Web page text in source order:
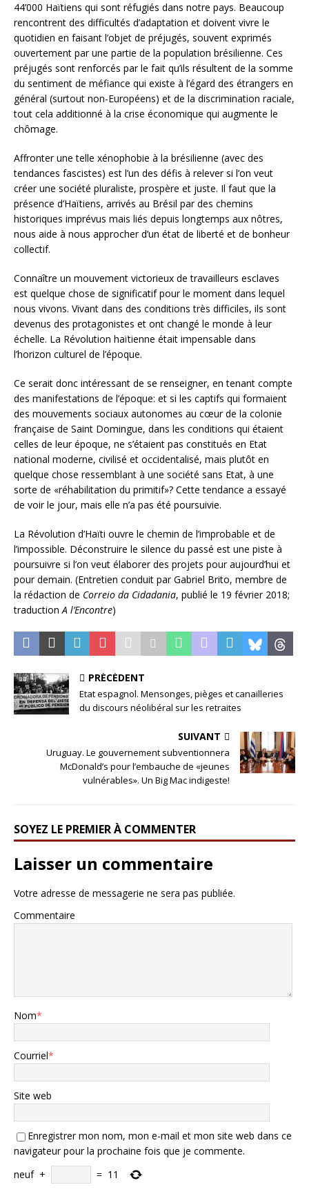
44’000 Haïtiens qui sont réfugiés dans notre pays. Beaucoup
rencontrent des difficultés d’adaptation et doivent vivre le
quotidien en faisant l’objet de préjugés, souvent exprimés
ouvertement par une partie de la population brésilienne. Ces
préjugés sont renforcés par le fait qu’ils résultent de la somme
du sentiment de méfiance qui existe à l’égard des étrangers en
général (surtout non-Européens) et de la discrimination raciale,
tout cela additionné à la crise économique qui augmente le
chômage.
Affronter une telle xénophobie à la brésilienne (avec des
tendances fascistes) est l’un des défis à relever si l’on veut
créer une société pluraliste, prospère et juste. Il faut que la
présence d’Haïtiens, arrivés au Brésil par des chemins
historiques imprévus mais liés depuis longtemps aux nôtres,
nous aide à nous approcher d’un état de liberté et de bonheur
collectif.
Connaître un mouvement victorieux de travailleurs esclaves
est quelque chose de significatif pour le moment dans lequel
nous vivons. Vivant dans des conditions très difficiles, ils sont
devenus des protagonistes et ont changé le monde à leur
échelle. La Révolution haïtienne était impensable dans
l’horizon culturel de l’époque.
Ce serait donc intéressant de se renseigner, en tenant compte
des manifestations de l’époque: et si les captifs qui formaient
des mouvements sociaux autonomes au cœur de la colonie
française de Saint Domingue, dans les conditions qui étaient
celles de leur époque, ne s’étaient pas constitués en Etat
national moderne, civilisé et occidentalisé, mais plutôt en
quelque chose ressemblant à une société sans Etat, à une
sorte de «réhabilitation du primitif»? Cette tendance a essayé
de voir le jour, mais elle n’a pas été poursuivie.
La Révolution d’Haïti ouvre le chemin de l’improbable et de
l’impossible. Déconstruire le silence du passé est une piste à
poursuivre si l’on veut élaborer des projets pour aujourd’hui et
pour demain. (Entretien conduit par Gabriel Brito, membre de
la rédaction de Correio da Cidadania, publié le 19 février 2018;
traductionA l’Encontre)
PRÉCÉDENT
Etat espagnol. Mensonges, pièges et canailleries
du discours néolibéral sur les retraites
SUIVANT
Uruguay. Le gouvernement subventionnera
McDonald’s pour l’embauche de «jeunes
vulnérables». Un Big Mac indigeste!
SOYEZ LE PREMIER À COMMENTER
Laisser un commentaire
Votre adresse de messagerie ne sera pas publiée.
Commentaire
Nom*
Courriel*
Site web
Enregistrer mon nom, mon e-mail et mon site web dans ce
navigateur pour la prochaine fois que je commente.
neuf + = 11